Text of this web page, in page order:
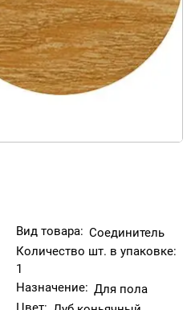
Вид товара: Соединитель
Количество шт. в упаковке:
1
Назначение: Для пола